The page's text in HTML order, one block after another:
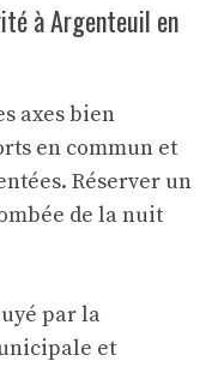
à Argenteuil en
axes bien
en commun et
Réserver un
de la nuit
par la
et